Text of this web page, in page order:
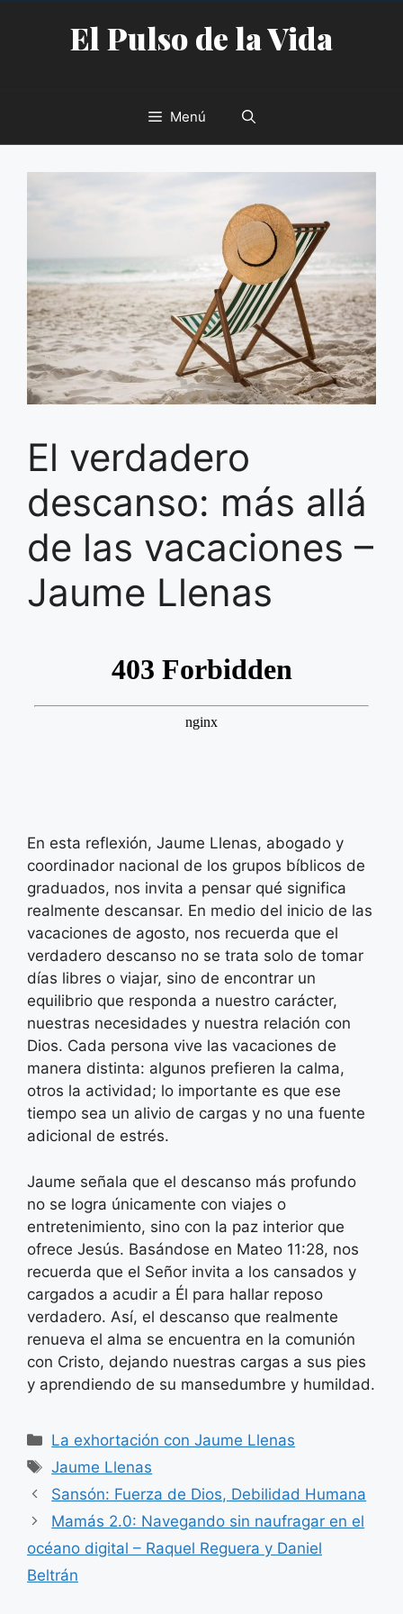
contenidoEl Pulso de la Vida
Menú
El verdadero
descanso: más allá
de las vacaciones –
Jaume Llenas
En esta reflexión, Jaume Llenas, abogado y
coordinador nacional de los grupos bíblicos de
graduados, nos invita a pensar qué significa
realmente descansar. En medio del inicio de las
vacaciones de agosto, nos recuerda que el
verdadero descanso no se trata solo de tomar
días libres o viajar, sino de encontrar un
equilibrio que responda a nuestro carácter,
nuestras necesidades y nuestra relación con
Dios. Cada persona vive las vacaciones de
manera distinta: algunos prefieren la calma,
otros la actividad; lo importante es que ese
tiempo sea un alivio de cargas y no una fuente
adicional de estrés.
Jaume señala que el descanso más profundo
no se logra únicamente con viajes o
entretenimiento, sino con la paz interior que
ofrece Jesús. Basándose en Mateo 11:28, nos
recuerda que el Señor invita a los cansados y
cargados a acudir a Él para hallar reposo
verdadero. Así, el descanso que realmente
renueva el alma se encuentra en la comunión
con Cristo, dejando nuestras cargas a sus pies
y aprendiendo de su mansedumbre y humildad.
Categorías
La exhortación con Jaume Llenas
Etiquetas
Jaume Llenas
Sansón: Fuerza de Dios, Debilidad Humana
Mamás 2.0: Navegando sin naufragar en el
océano digital – Raquel Reguera y Daniel
Beltrán